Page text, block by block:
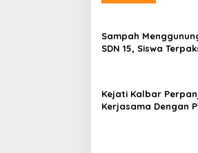
Sampah
SDN 15, Siswa
Kejati Kalbar
Kerjasama Dengan